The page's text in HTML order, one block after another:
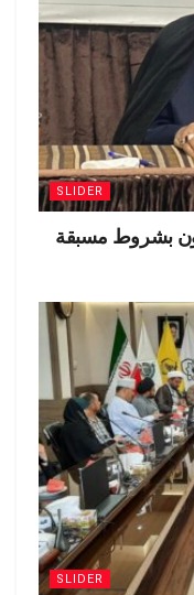
SLIDER
بشروط مسبقة
SLIDER